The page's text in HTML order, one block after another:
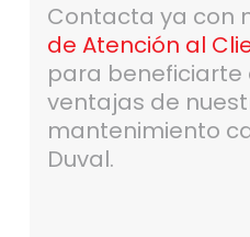
Contacta ya con
de Atención al
para beneficiarte
ventajas de
mantenimiento
Duval.